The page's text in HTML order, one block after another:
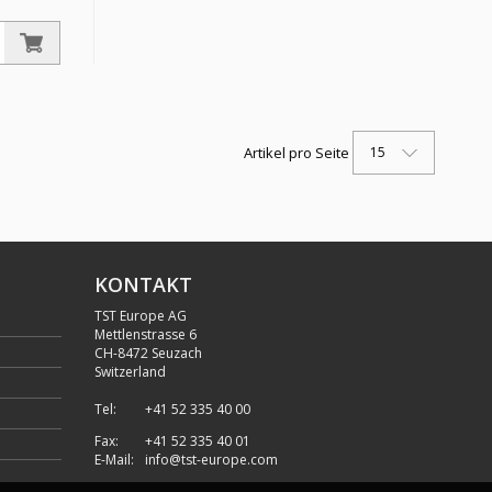
bar, Ø
Artikel pro Seite 15
KONTAKT
TST Europe AG
Mettlenstrasse 6
CH-8472 Seuzach
Switzerland
Tel:
+41 52 335 40 00
Fax:
+41 52 335 40 01
E-Mail:
info@tst-europe.com